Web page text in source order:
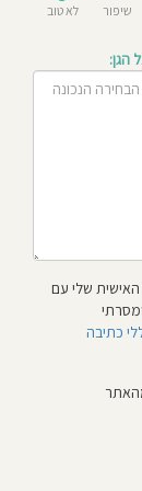
שיפור
לא טוב
הגן:
שלי עם
כתיבה